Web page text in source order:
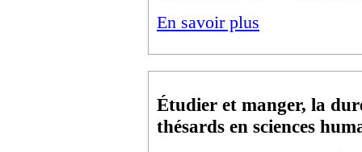
En savoir plus
Étudier et manger, la
thésards en sciences